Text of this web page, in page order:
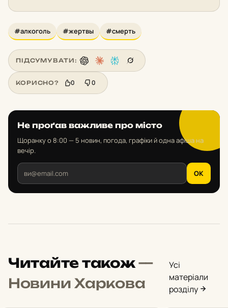
#алкоголь #жертвы #смерть
ПІДСУМУВАТИ:
КОРИСНО? 0 0
Не проґав важливе про місто
Щоранку о 8:00 — 5 новин, погода, графіки й одна афіша на
вечір.
OK
Читайте також—
Новини Харкова
Усі
матеріали
розділу